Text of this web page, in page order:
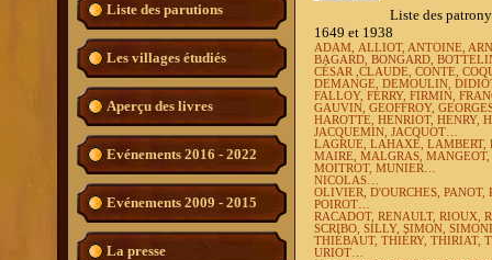
Liste des parutions
Les villages étudiés
Aperçu des livres
Evénements 2016 - 2022
Evénements 2009 - 2015
La presse
Liste des patronymes
1649 et 1938
ADAM, ALLIOT, ANTOINE,
BAGARD, BONGARD,
CÉSAR ,CLAUDE, CONTE,
DEMANGE, DEMOULIN,
FALLOY, FERRY, FIRMIN,
GAUVIN, GEOFFROY,
HAROTTE, HENRIOT, HENRY,
JACQUEMIN, JACQUOT…
LAGRUE, LAHAXE,
MAIRE, MALGRAS,
MOITROT, MUNIER…
NICOLAS…
OLIVIER, D'OURCHES, PANOT,
POIROT…
RACADOT, RENAULT, RIOUX,
SCRIBO, SILLY, SIMON,
THIÉBAUT, THIÉRY, THIRIAT,
URIOT…